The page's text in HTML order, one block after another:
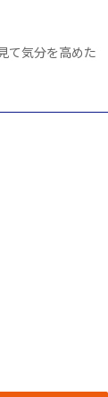
て気分を高めた